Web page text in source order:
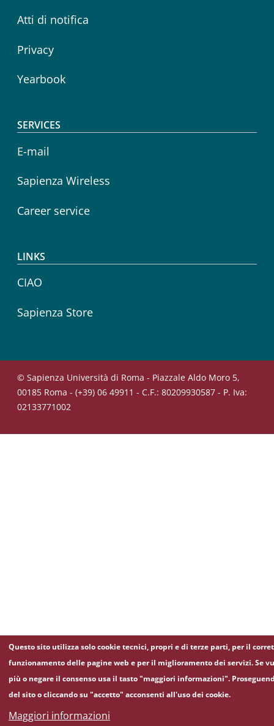
Atti di notifica
Privacy
Yearbook
SERVICES
E-mail
Sapienza Wireless
Career service
LINKS
CIAO
Sapienza Store
© Sapienza Università di Roma - Piazzale Aldo Moro 5,
00185 Roma - (+39) 06 49911 - C.F.: 80209930587 - P. Iva:
02133771002
Questo sito utilizza solo cookie tecnici, propri e di terze parti, per il
funzionamento delle pagine web e per il miglioramento dei servizi. Se
più o negare il consenso usa il tasto "maggiori informazioni".
del sito o cliccando su "accetto" acconsenti all'uso dei cookie.
Maggiori informazioni